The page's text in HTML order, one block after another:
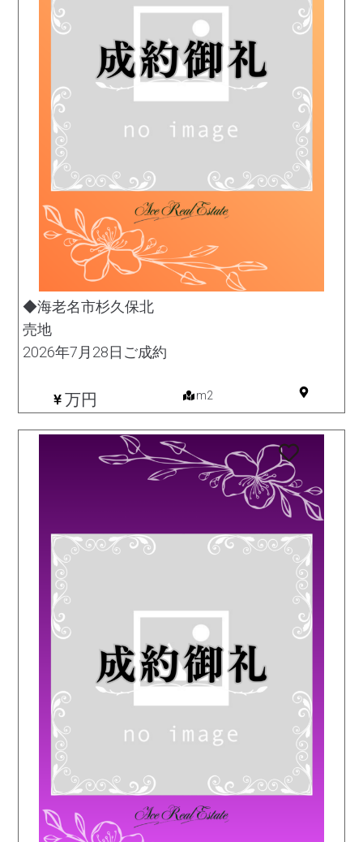
◆海老名市杉久保北
売地
2026年7月28日ご成約
万円 m2